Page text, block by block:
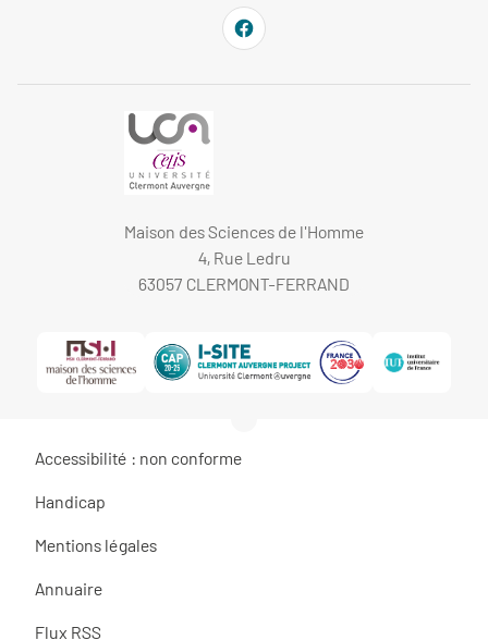
Maison des Sciences de l'Homme
4, Rue Ledru
63057 CLERMONT-FERRAND
Accessibilité : non conforme
Handicap
Mentions légales
Annuaire
Flux RSS